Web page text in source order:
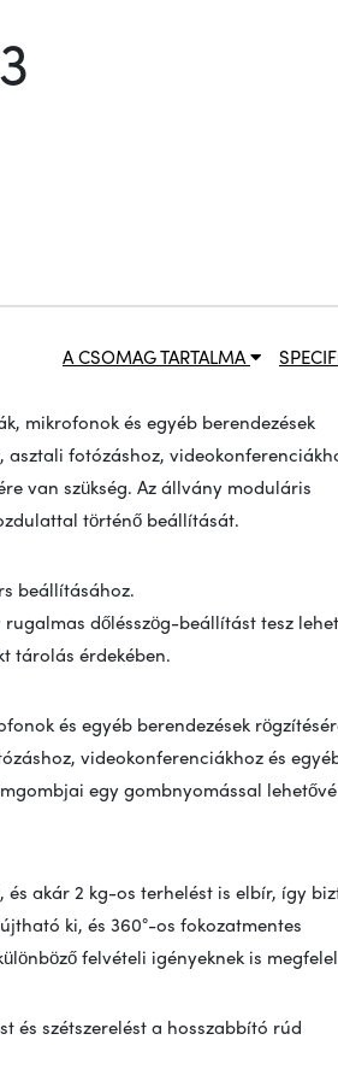
A CSOMAG TARTALMA
mikrofonok és egyéb berendezések
asztali fotózáshoz,
van szükség. Az állvány moduláris
történő beállítását.
beállításához.
dőlésszög-beállítást tesz
tárolás érdekében.
és egyéb berendezések
videokonferenciákhoz és
egy gombnyomással
akár 2 kg-os terhelést is elbír, így
ki, és 360°-os fokozatmentes
felvételi igényeknek is
és szétszerelést a hosszabbító rúd